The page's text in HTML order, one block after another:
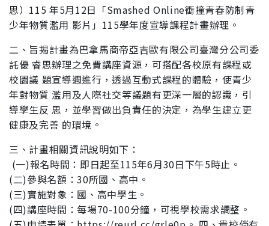
思）115 年5月12日「Smashed Online衝撞青春防制青
少年物質濫用 影片」115學年度宣導課程計畫辦理。
二、旨揭計畫為巴拿馬商帝亞吉歐有限公司臺灣分公司委
託優 睿思辦理之免費講座資源，可搭配各校原有課程或
校園議 題宣導週進行，透過互動式課程的體驗，使青少
年對物質 濫用及人際社交等議題有更深一層的認識，引
導學生反 思，並學習做出負責任的決定，為學生建立更
健康及完善 的環境。
三、計畫相關資訊說明如下：
(一)報名時間：即日起至115年6月30日下午5時止。
(二)參與名額：30所國、高中。
(三)實施對象：國、高中學生。
(四)講座時間：每場70-100分鐘，可視學校需求調整。